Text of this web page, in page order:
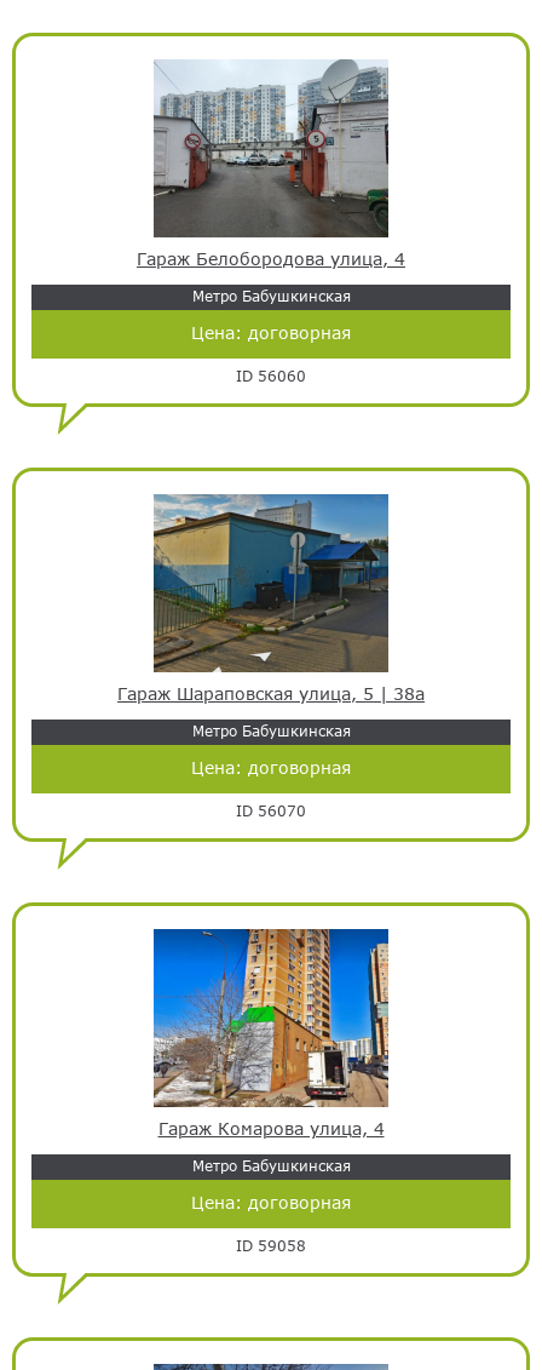
Гараж Белобородова улица, 4
Метро Бабушкинская
Цена: договорная
ID 56060
Гараж Шараповская улица, 5 | 38а
Метро Бабушкинская
Цена: договорная
ID 56070
Гараж Комарова улица, 4
Метро Бабушкинская
Цена: договорная
ID 59058